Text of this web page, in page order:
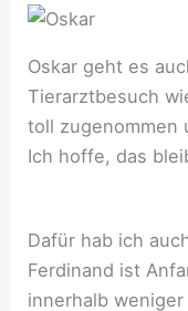
Oskar geht es
Tierarztbesuch
toll zugenommen
Ich hoffe, das
Dafür hab ich
Ferdinand ist
innerhalb